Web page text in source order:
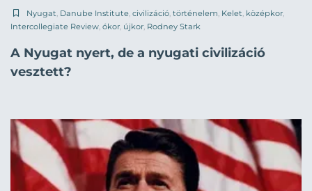
Nyugat, Danube Institute, civilizáció, történelem, Kelet, középkor,
Intercollegiate Review, ókor, újkor, Rodney Stark
A Nyugat nyert, de a nyugati civilizáció
vesztett?